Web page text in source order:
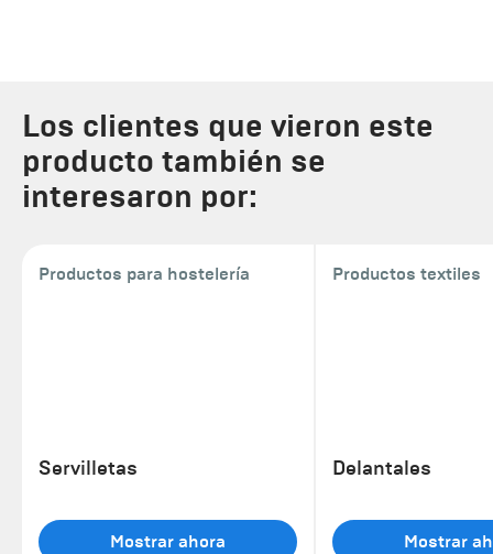
Los clientes que vieron este
producto también se
interesaron por:
Productos para hostelería
Servilletas
Mostrar ahora
Productos textiles
Delantales
Mostrar